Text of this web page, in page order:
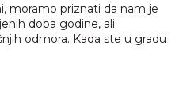
moramo priznati da nam je
doba godine, ali
odmora. Kada ste u gradu